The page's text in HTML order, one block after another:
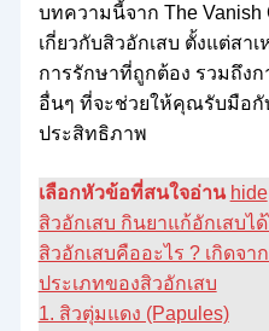
บทความนี้จาก The
เกี่ยวกับสิวอักเสบ ตั้งแต่สา
การรักษาที่ถูกต้อง รวมถึงก
อื่นๆ ที่จะช่วยให้คุณรับมือกั
ประสิทธิภาพ
เลือกหัวข้อที่สนใจอ่าน hide
สิวอักเสบ กินยาแก้อักเสบไ
สิวอักเสบคืออะไร ? เกิดจา
ประเภทของสิวอักเสบ
1. สิวตุ่มแดง (Papules)